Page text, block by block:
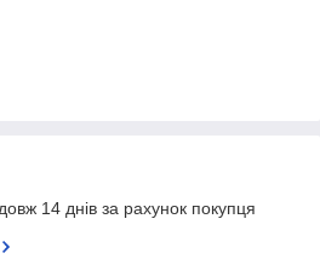
14 днів за рахунок покупця